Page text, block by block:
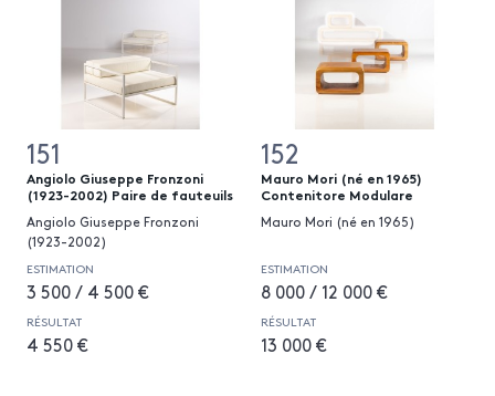
151
Angiolo Giuseppe Fronzoni
(1923-2002) Paire de fauteuils
Angiolo Giuseppe Fronzoni
(1923-2002)
ESTIMATION
3 500 / 4 500 €
RÉSULTAT
4 550 €
152
Mauro Mori (né en 1965)
Contenitore Modulare
Mauro Mori (né en 1965)
ESTIMATION
8 000 / 12 000 €
RÉSULTAT
13 000 €